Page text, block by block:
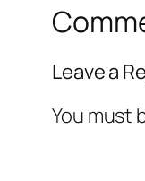
Leave a
You must